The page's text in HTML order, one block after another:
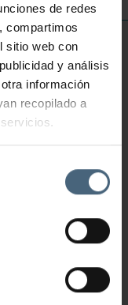
de redes
compartimos
sitio web con
y análisis
información
recopilado a
pones en las
las técnicas